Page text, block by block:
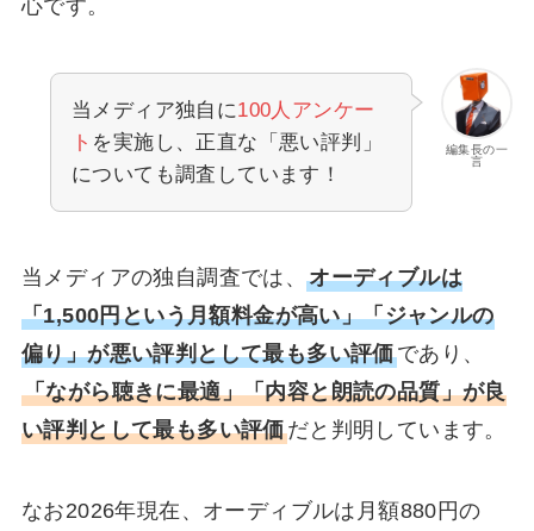
心です。
編集長の一
言
当メディア独自に100人アンケー
ト を実施し、正直な「悪い評判」
についても調査しています！
当メディアの独自調査では、オーディブルは
「1,500円という月額料金が高い」「ジャンルの
偏り」が悪い評判として最も多い評価であり、
「ながら聴きに最適」「内容と朗読の品質」が良
い評判として最も多い評価だと判明しています。
なお2026年現在、オーディブルは月額880円の